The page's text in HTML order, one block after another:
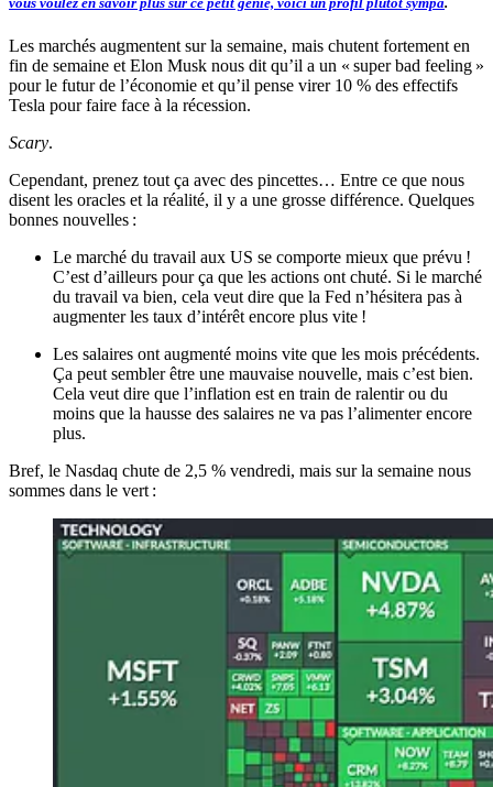
Les marchés augmentent sur la semaine, mais chutent fortement en
fin de semaine et Elon Musk nous dit qu’il a un « super bad feeling »
pour le futur de l’économie et qu’il pense virer 10 % des effectifs
Tesla pour faire face à la récession.
Scary.
Cependant, prenez tout ça avec des pincettes… Entre ce que nous
disent les oracles et la réalité, il y a une grosse différence. Quelques
bonnes nouvelles :
Le marché du travail aux US se comporte mieux que prévu !
C’est d’ailleurs pour ça que les actions ont chuté. Si le marché
du travail va bien, cela veut dire que la Fed n’hésitera pas à
augmenter les taux d’intérêt encore plus vite !
Les salaires ont augmenté moins vite que les mois précédents.
Ça peut sembler être une mauvaise nouvelle, mais c’est bien.
Cela veut dire que l’inflation est en train de ralentir ou du
moins que la hausse des salaires ne va pas l’alimenter encore
plus.
Bref, le Nasdaq chute de 2,5 % vendredi, mais sur la semaine nous
sommes dans le vert :